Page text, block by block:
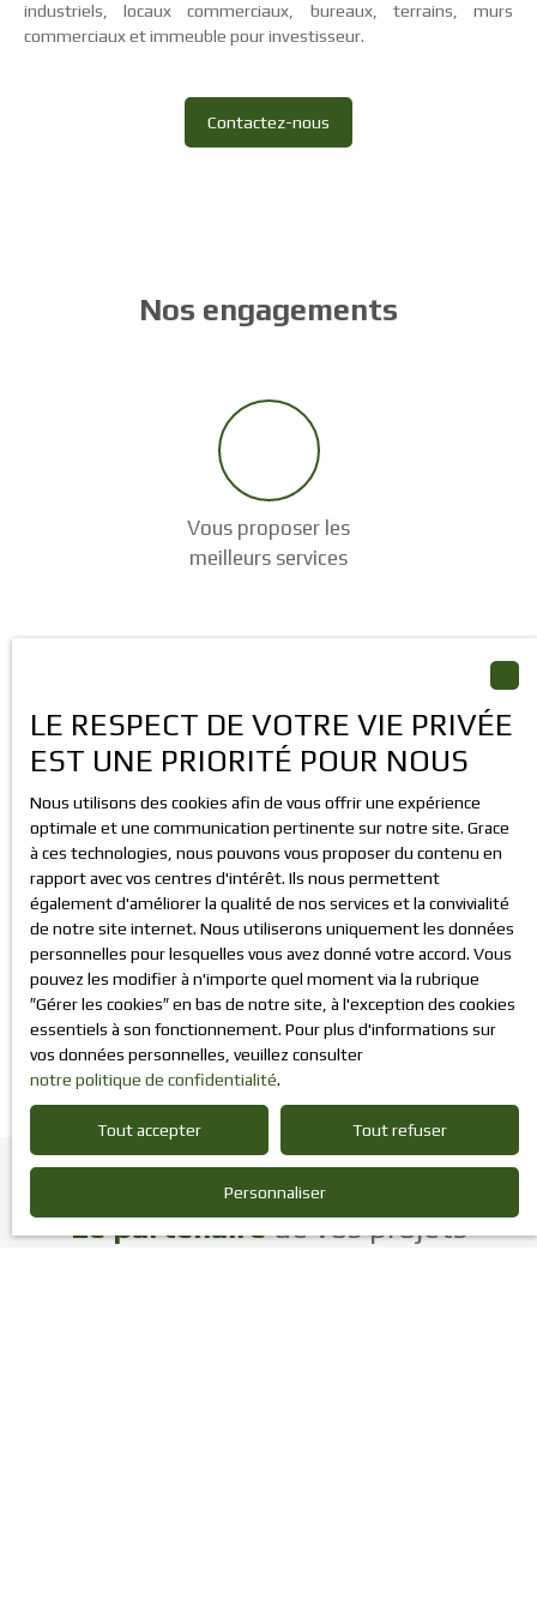
industriels, locaux commerciaux, bureaux, terrains, murs
commerciaux et immeuble pour investisseur.
Contactez-nous
Nos engagements
Vous proposer les
meilleurs services
Vous conseiller pour
vendre ou acheter
Vous aider à
investir
Le partenairede vos projets
LE RESPECT DE VOTRE VIE PRIVÉE
EST UNE PRIORITÉ POUR NOUS
Nous utilisons des cookies afin de vous offrir une expérience
optimale et une communication pertinente sur notre site. Grace
à ces technologies, nous pouvons vous proposer du contenu en
rapport avec vos centres d'intérêt. Ils nous permettent
également d'améliorer la qualité de nos services et la convivialité
de notre site internet. Nous utiliserons uniquement les données
personnelles pour lesquelles vous avez donné votre accord. Vous
pouvez les modifier à n'importe quel moment via la rubrique
″Gérer les cookies″ en bas de notre site, à l'exception des cookies
essentiels à son fonctionnement. Pour plus d'informations sur
vos données personnelles, veuillez consulter
notre politique de confidentialité.
Tout accepter Tout refuser
Personnaliser